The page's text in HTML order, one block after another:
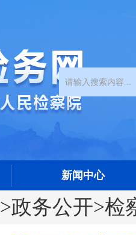
新闻中心
>政务公开>检